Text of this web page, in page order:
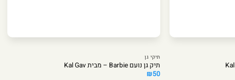
תיקי גן
תיק גן נועם Barbie – מבית Kal Gav
₪50